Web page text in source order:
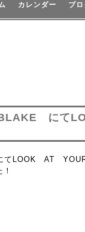
カレンダー ブ
にて
てLOOK AT